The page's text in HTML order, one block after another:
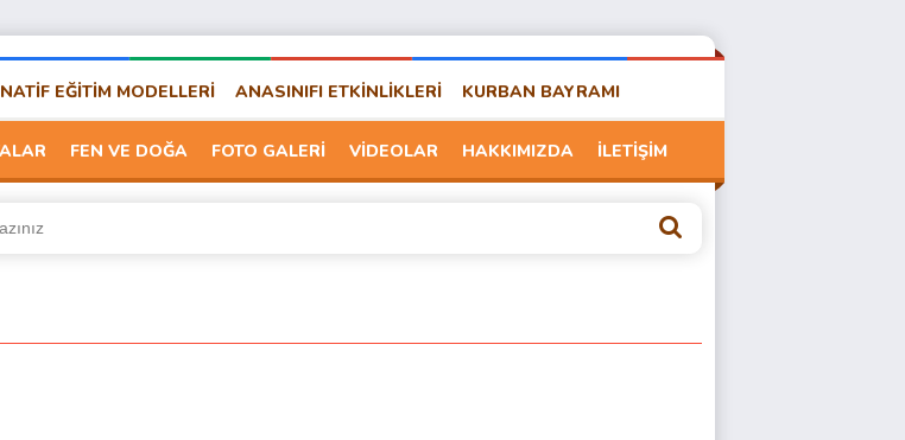
EĞİTİM MODELLERİ ANASINIFI ETKİNLİKLERİ KURBAN BAYRAMI
FEN VE DOĞA FOTO GALERİ VİDEOLAR HAKKIMIZDA İLETİŞİM